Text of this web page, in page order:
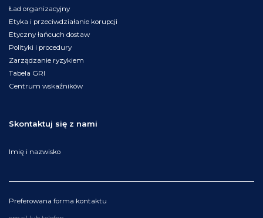
Ład organizacyjny
Etyka i przeciwdziałanie korupcji
Etyczny łańcuch dostaw
Polityki i procedury
Zarządzanie ryzykiem
Tabela GRI
Centrum wskaźników
Skontaktuj się z nami
Imię i nazwisko
Preferowana forma kontaktu